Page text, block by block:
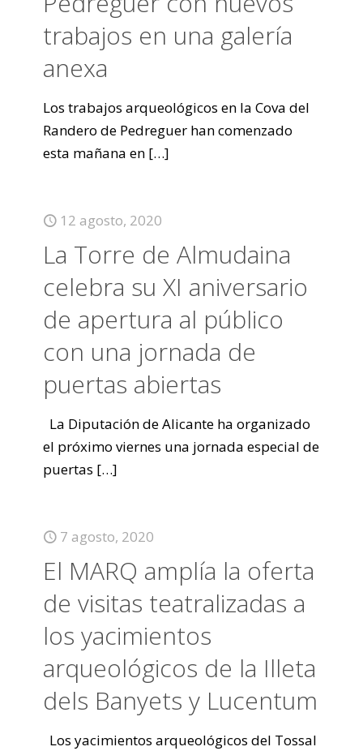
trabajos en una galería
anexa
Los trabajos arqueológicos en la Cova del
Randero de Pedreguer han comenzado
esta mañana en […]
12 agosto, 2020
La Torre de Almudaina
celebra su XI aniversario
de apertura al público
con una jornada de
puertas abiertas
La Diputación de Alicante ha organizado
el próximo viernes una jornada especial de
puertas […]
7 agosto, 2020
El MARQ amplía la oferta
de visitas teatralizadas a
los yacimientos
arqueológicos de la Illeta
dels Banyets y Lucentum
Los yacimientos arqueológicos del Tossal